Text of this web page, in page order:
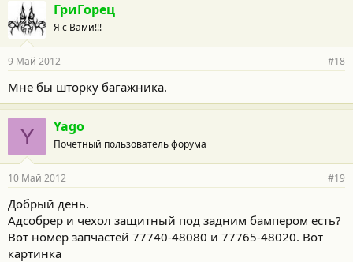
ГриГорец
Я с Вами!!!
9 Май 2012 #18
Мне бы шторку багажника.
Y Yago
Почетный пользователь форума
10 Май 2012 #19
Добрый день.
Адсобрер и чехол защитный под задним бампером есть?
Вот номер запчастей 77740-48080 и 77765-48020. Вот
картинка